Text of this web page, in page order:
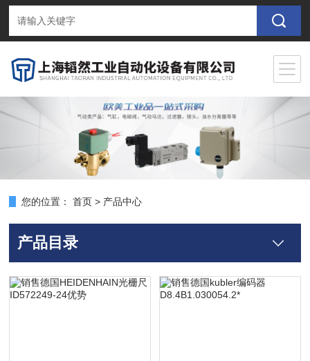
您的位置： 首页 > 产品中心
产品目录